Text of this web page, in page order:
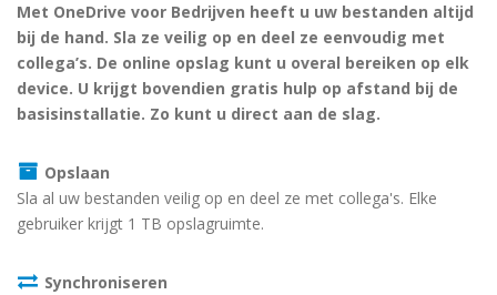
Met OneDrive voor Bedrijven heeft u uw bestanden altijd
bij de hand. Sla ze veilig op en deel ze eenvoudig met
collega’s. De online opslag kunt u overal bereiken op elk
device. U krijgt bovendien gratis hulp op afstand bij de
basisinstallatie. Zo kunt u direct aan de slag.
Opslaan
Sla al uw bestanden veilig op en deel ze met collega's. Elke
gebruiker krijgt 1 TB opslagruimte.
Synchroniseren